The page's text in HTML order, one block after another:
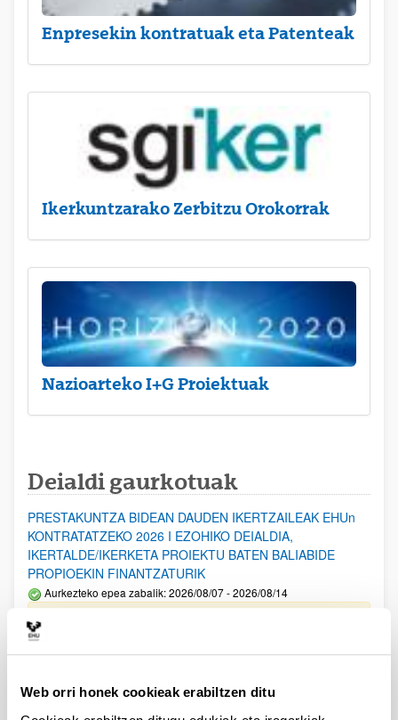
Web orri honek cookieak erabiltzen ditu
Enpresekin kontratuak eta Patenteak
Ikerkuntzarako Zerbitzu Orokorrak
Nazioarteko I+G Proiektuak
Deialdi gaurkotuak
PRESTAKUNTZA BIDEAN DAUDEN IKERTZAILEAK EHUn
KONTRATATZEKO 2026 I EZOHIKO DEIALDIA,
IKERTALDE/IKERKETA PROIEKTU BATEN BALIABIDE
PROPIOEKIN FINANTZATURIK
Aurkezteko epea zabalik: 2026/08/07 - 2026/08/14
Izapide irekia